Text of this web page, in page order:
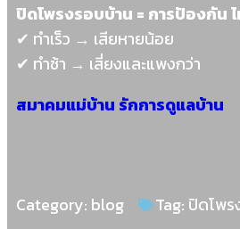
ปิดโพรงรอบบ้าน = การป้องกัน
✔ ทำเร็ว → เสียหายน้อย
✔ ทำช้า → เสี่ยงและแพงกว่า
สมาคมแม่บ้าน รักการดูแลบ้าน
Category: blog Tag: ปิดโพร